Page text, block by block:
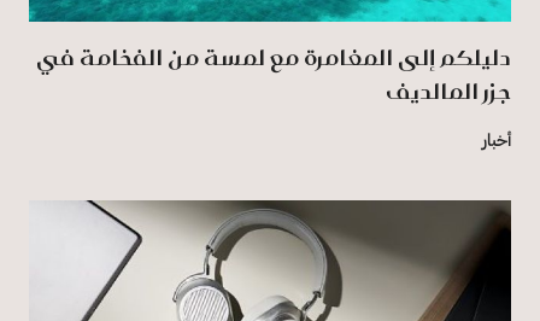
دليلكم إلى المغامرة مع لمسة من الفخامة في
جزر المالديف
أخبار